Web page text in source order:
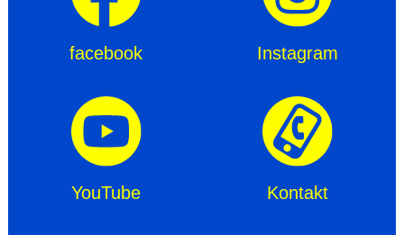
facebook Instagram
YouTube Kontakt